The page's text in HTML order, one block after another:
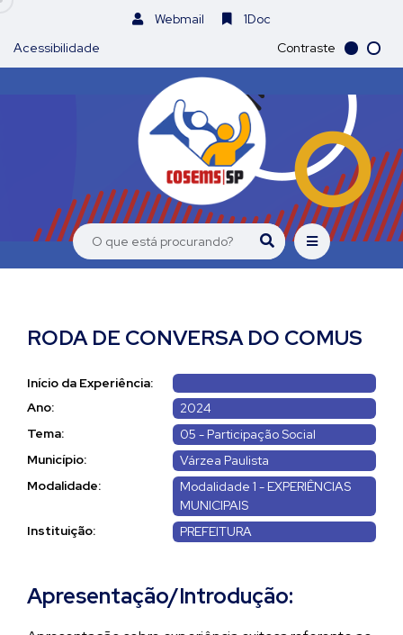
Webmail
1Doc
Acessibilidade
Contraste
RODA DE CONVERSA DO COMUS
Início da Experiência:
Ano:
2024
Tema:
05 - Participação Social
Município:
Várzea Paulista
Modalidade:
Modalidade 1 - EXPERIÊNCIAS
MUNICIPAIS
Instituição:
PREFEITURA
Apresentação/Introdução: